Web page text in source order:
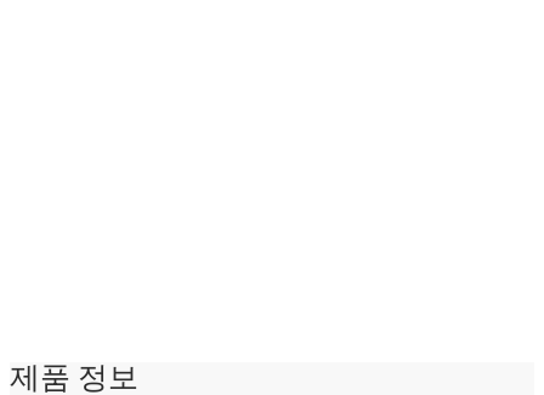
제품 정보